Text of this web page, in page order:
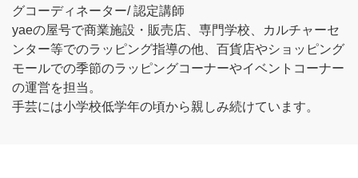
グコーディネーター/ 認定講師
yaeの屋号で商業施設・販売店、専門学校、カルチャーセ
ンター等でのラッピング指導の他、百貨店やショッピング
モールでの季節のラッピングコーナーやイベントコーナー
の運営を担当。
手芸には小学校低学年の頃から親しみ続けています。